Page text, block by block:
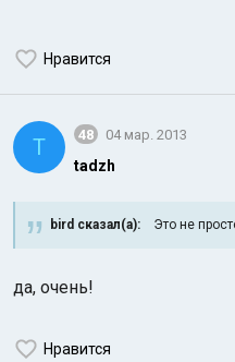
Нравится
T 48 04 мар. 2013
tadzh
bird сказал(а): Это не
да, очень!
Нравится